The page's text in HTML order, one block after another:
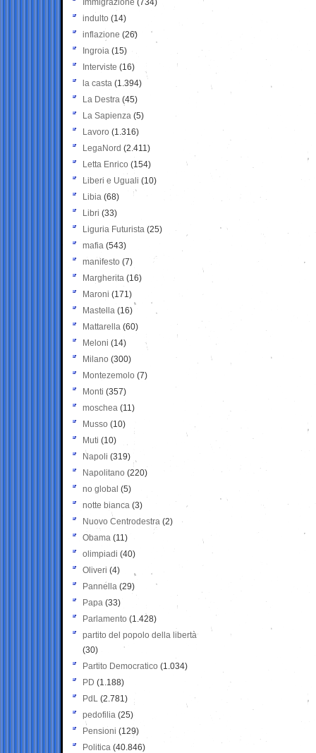
Immigrazione (734)
indulto (14)
inflazione (26)
Ingroia (15)
Interviste (16)
la casta (1.394)
La Destra (45)
La Sapienza (5)
Lavoro (1.316)
LegaNord (2.411)
Letta Enrico (154)
Liberi e Uguali (10)
Libia (68)
Libri (33)
Liguria Futurista (25)
mafia (543)
manifesto (7)
Margherita (16)
Maroni (171)
Mastella (16)
Mattarella (60)
Meloni (14)
Milano (300)
Montezemolo (7)
Monti (357)
moschea (11)
Musso (10)
Muti (10)
Napoli (319)
Napolitano (220)
no global (5)
notte bianca (3)
Nuovo Centrodestra (2)
Obama (11)
olimpiadi (40)
Oliveri (4)
Pannella (29)
Papa (33)
Parlamento (1.428)
partito del popolo della libertà
(30)
Partito Democratico (1.034)
PD (1.188)
PdL (2.781)
pedofilia (25)
Pensioni (129)
Politica (40.846)